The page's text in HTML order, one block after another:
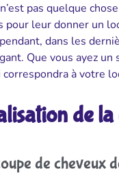
pas quelque
leur donner un
dans les
Que vous ayez
à votre
de
de cheveux